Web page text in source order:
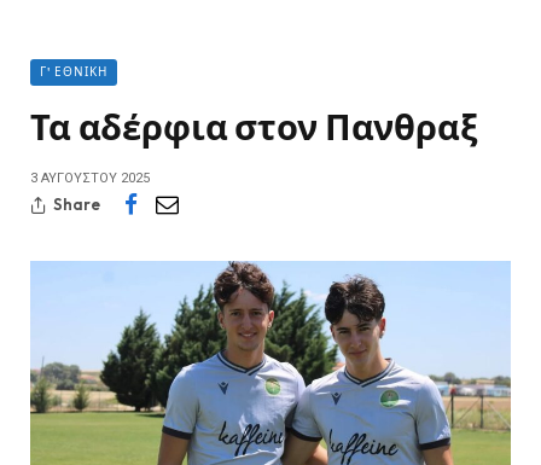
Γ' ΕΘΝΙΚΉ
Τα αδέρφια στον Πανθραξ
3 ΑΥΓΟΎΣΤΟΥ 2025
Share